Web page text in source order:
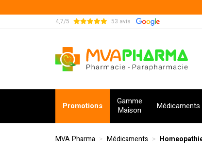
4,7/5 53 avis
MVA Pharma Votre pharmacie en ligne à
Promotions
Gamme
Maison
Médicaments
MVA Pharma Médicaments